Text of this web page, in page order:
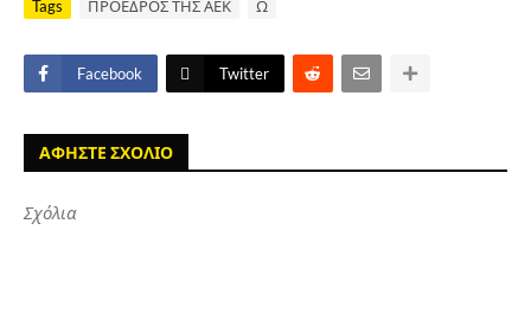
Tags ΠΡΟΕΔΡΟΣ ΤΗΣ ΑΕΚ Ω
Facebook Twitter
ΑΦΗΣΤΕ ΣΧΟΛΙΟ
Σχόλια